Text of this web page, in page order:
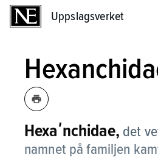
Uppslagsverket
Hexaʹnchidae, det
namnet på familjen